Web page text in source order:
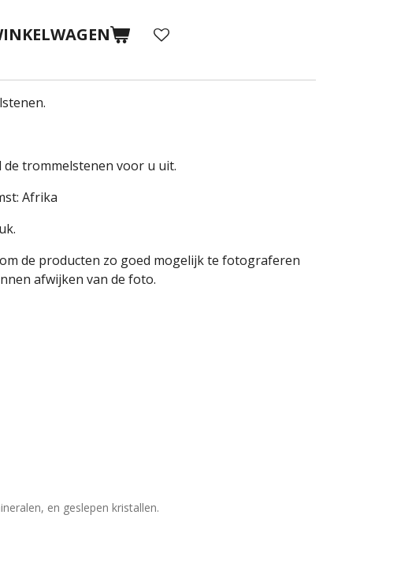
de trommelstenen voor u uit.
Afrika
de producten zo goed mogelijk te fotograferen
afwijken van de foto.
en geslepen kristallen.